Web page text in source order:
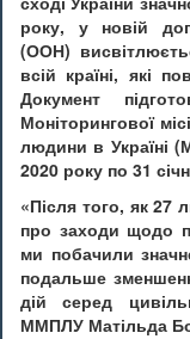
року, у новій
(ООН)
всій країні, які
Документ
Моніторингової
людини в Україні
2020 року по 31
«Після того, як 27
про заходи щодо
ми побачили
подальше
дій серед
ММПЛУ Матільда